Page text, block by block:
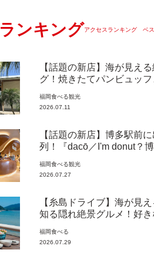
ランキングアクセスランキング ベ
【話題の新店】海が見え
グ！焼きたてパンビュッ
『Ibiza Beach Cafe』（福
福岡食べる観光
2026.07.11
【話題の新店】博多駅前
列！『dacō／I'm donut？
た楽しみ方＆イチオシメ
福岡食べる観光
2026.07.27
【糸島ドライブ】海が見
知る隠れ絶景グルメ！好
はん食堂』（福岡市西区
福岡食べる
2026.07.29